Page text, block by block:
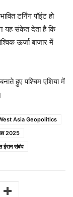
टर्निंग पॉइंट हो
यह संकेत देता है कि
ऊर्जा बाजार में
हुए पश्चिम एशिया में
Asia Geopolitics
2025
ईरान संबंध